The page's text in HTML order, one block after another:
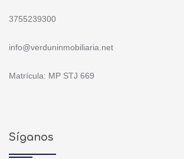
3755239300
info@verduninmobiliaria.net
Matrícula: MP STJ 669
Síganos